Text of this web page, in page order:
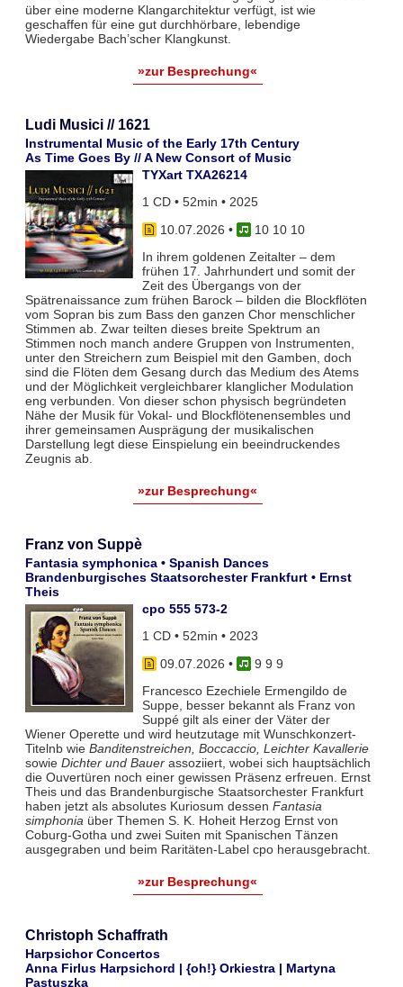
über eine moderne Klangarchitektur verfügt, ist wie
geschaffen für eine gut durchhörbare, lebendige
Wiedergabe Bach’scher Klangkunst.
»zur Besprechung«
Ludi Musici // 1621
Instrumental Music of the Early 17th Century
As Time Goes By // A New Consort of Music
TYXart TXA26214
1 CD • 52min • 2025
10.07.2026 •
10 10 10
In ihrem goldenen Zeitalter – dem
frühen 17. Jahrhundert und somit der
Zeit des Übergangs von der
Spätrenaissance zum frühen Barock – bilden die Blockflöten
vom Sopran bis zum Bass den ganzen Chor menschlicher
Stimmen ab. Zwar teil­ten dieses breite Spektrum an
Stimmen noch manch andere Gruppen von Instrumenten,
unter den Streichern zum Bei­spiel mit den Gamben, doch
sind die Flöten dem Gesang durch das Medium des Atems
und der Möglichkeit vergleich­barer klanglicher Modulation
eng verbunden. Von dieser schon physisch begründeten
Nähe der Musik für Vokal- und Blockflö­tenensembles und
ihrer gemeinsamen Ausprägung der musikalischen
Darstellung legt diese Einspielung ein beeindruckendes
Zeugnis ab.
»zur Besprechung«
Franz von Suppè
Fantasia symphonica • Spanish Dances
Brandenburgisches Staatsorchester Frankfurt • Ernst
Theis
cpo 555 573-2
1 CD • 52min • 2023
09.07.2026 •
9 9 9
Francesco Ezechiele Ermengildo de
Suppe, besser bekannt als Franz von
Suppé gilt als einer der Väter der
Wiener Operette und wird heutzutage mit Wunschkonzert-
Titelnb wie Banditenstreichen, Boccaccio, Leichter Kavallerie
sowie Dichter und Bauerassoziiert, wobei sich hauptsächlich
die Ouvertüren noch einer gewissen Präsenz erfreuen. Ernst
Theis und das Brandenburgische Staatsorchester Frankfurt
haben jetzt als absolutes Kuriosum dessen Fantasia
simphoniaüber Themen S. K. Hoheit Herzog Ernst von
Coburg-Gotha und zwei Suiten mit Spanischen Tänzen
ausgegraben und beim Raritäten-Label cpo herausgebracht.
»zur Besprechung«
Christoph Schaffrath
Harpsichor Concertos
Anna Firlus Harpsichord | {oh!} Orkiestra | Martyna
Pastuszka